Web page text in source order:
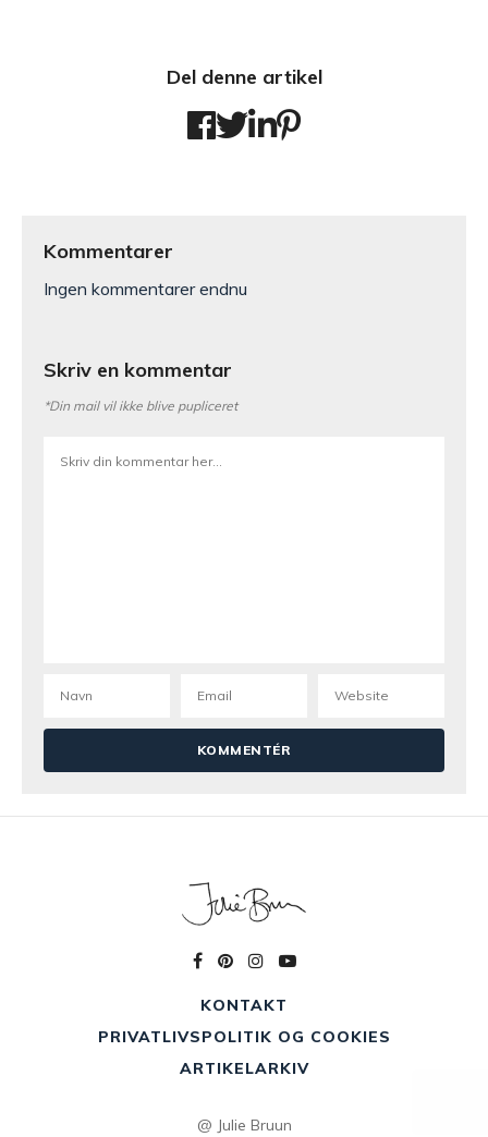
Del denne artikel
Kommentarer
Ingen kommentarer endnu
Skriv en kommentar
*Din mail vil ikke blive pupliceret
KONTAKT
PRIVATLIVSPOLITIK OG COOKIES
ARTIKELARKIV
@ Julie Bruun